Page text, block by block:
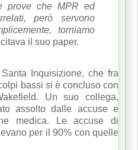
prove che MPR ed
però servono
torniamo
il suo paper.
Inquisizione, che fra
bassi si è concluso con
Un suo collega,
assolto dalle accuse e
medica. Le accuse di
per il 90% con quelle